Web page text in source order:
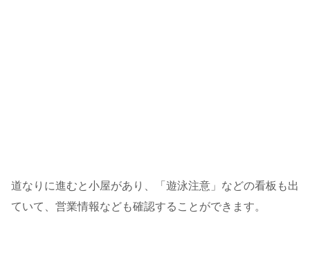
道なりに進むと小屋があり、「遊泳注意」などの看板も出
ていて、営業情報なども確認することができます。